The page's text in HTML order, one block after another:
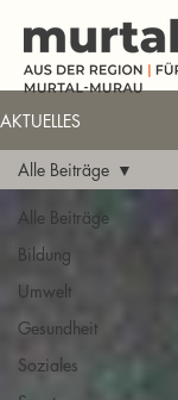
AKTUELLES
Alle Beiträge
Bildung
Umwelt
Gesundheit
Soziales
Alle Beiträge